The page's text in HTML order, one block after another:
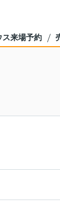
ス来場予約